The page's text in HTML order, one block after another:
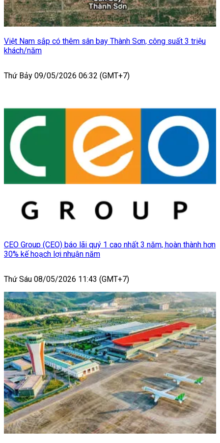
Việt Nam sắp có thêm sân bay Thành Sơn, công suất 3 triệu
khách/năm
Thứ Bảy 09/05/2026 06:32 (GMT+7)
CEO Group (CEO) báo lãi quý 1 cao nhất 3 năm, hoàn thành hơn
30% kế hoạch lợi nhuận năm
Thứ Sáu 08/05/2026 11:43 (GMT+7)